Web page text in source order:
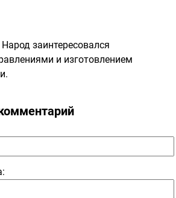
заинтересовался
и изготовлением